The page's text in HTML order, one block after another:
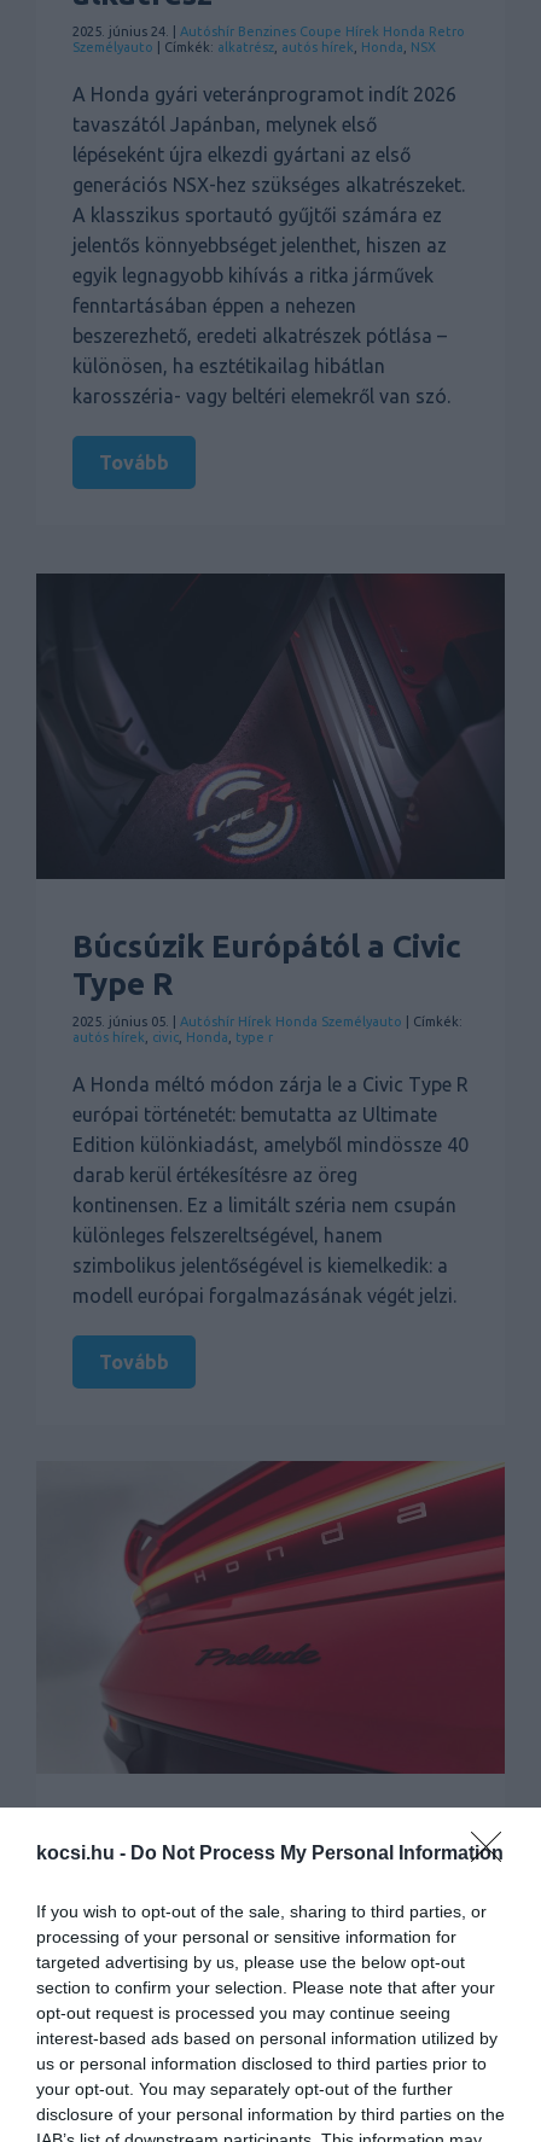
kocsi.hu - Do Not Process My Personal Information
If you wish to opt-out of the sale, sharing to third parties, or
processing of your personal or sensitive information for
targeted advertising by us, please use the below opt-out
section to confirm your selection. Please note that after your
opt-out request is processed you may continue seeing
interest-based ads based on personal information utilized by
us or personal information disclosed to third parties prior to
your opt-out. You may separately opt-out of the further
disclosure of your personal information by third parties on the
2025. június 24. | Autóshír Benzines Coupe Hírek Honda Retro
Személyauto | Címkék: alkatrész autós hírek Honda NSX
A Honda gyári veteránprogramot indít 2026
tavaszától Japánban, melynek első
lépéseként újra elkezdi gyártani az első
generációs NSX-hez szükséges alkatrészeket.
A klasszikus sportautó gyűjtői számára ez
jelentős könnyebbséget jelenthet, hiszen az
egyik legnagyobb kihívás a ritka járművek
fenntartásában éppen a nehezen
beszerezhető, eredeti alkatrészek pótlása –
különösen, ha esztétikailag hibátlan
karosszéria- vagy beltéri elemekről van szó.
Tovább
Búcsúzik Európától a Civic
Type R
2025. június 05. | Autóshír Hírek Honda Személyauto | Címkék:
autós hírek
civic Honda type r
A Honda méltó módon zárja le a Civic Type R
európai történetét: bemutatta az Ultimate
Edition különkiadást, amelyből mindössze 40
darab kerül értékesítésre az öreg
kontinensen. Ez a limitált széria nem csupán
különleges felszereltségével, hanem
szimbolikus jelentőségével is kiemelkedik: a
modell európai forgalmazásának végét jelzi.
Tovább
A hibridekre helyezi a
2025. május 27. |Autóshír Hírek Honda Személyauto| Címkék:
autós hírek,hibrid,Honda, jövőkép,Prelude
A Honda alaposan átgondolta a közeljövőt
érintő stratégiáját, melynek köszönhetően
inkább a hibrid modellek kapnak nagy
szerepet majd a palettán. Lesznek nagy
visszatérők is, illetve a már bejáratott és jól
hangzó modellneveket sem kukázzák a